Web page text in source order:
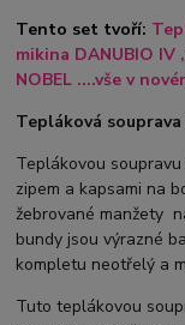
Tento set tvoří:
mikina DANUBIO IV
NOBEL ....vše v
Tepláková souprava
Teplákovou
zipem a kapsami na
žebrované manžety
bundy jsou výrazné
kompletu neotřelý a
Tuto teplákovou